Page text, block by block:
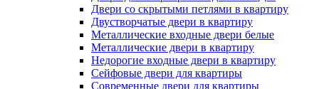
Двери со скрытыми петлями в квартиру
Двустворчатые двери в квартиру
Металлические входные двери белые
Металлические двери в квартиру
Недорогие входные двери в квартиру
Сейфовые двери для квартиры
Современные двери для квартиры